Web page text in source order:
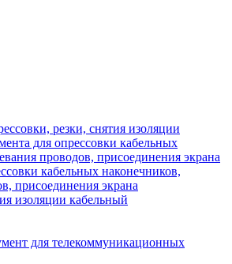
резки, снятия изоляции
для опрессовки кабельных
проводов, присоединения экрана
кабельных наконечников,
присоединения экрана
изоляции кабельный
для телекоммуникационных